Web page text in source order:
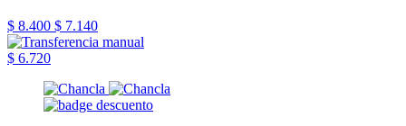
$ 8.400 $ 7.140
$ 6.720